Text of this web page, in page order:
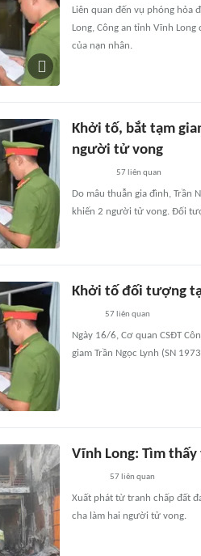
Liên quan đến vụ phóng hỏa
Long, Công an tỉnh Vĩnh
của nạn nhân.
Khởi tố, bắt tạm
người tử vong
57liên quan
Do mâu thuẫn gia đình, Trần
khiến 2 người tử vong. Đối
Khởi tố đối tượng
57 liên quan
Ngày 16/6, Cơ quan CSĐT
giam Trần Ngọc Lynh (SN
Vĩnh Long: Tìm
57liên quan
Xuất phát từ tranh chấp đất
cha làm hai người tử vong.